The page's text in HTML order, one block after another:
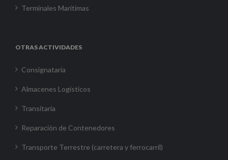
Terminales Marítimas
OTRAS ACTIVIDADES
Consignataria
Almacenes Logísticos
Transitaria
Reparación de Contenedores
Transporte Terrestre (carretera y ferrocarril)